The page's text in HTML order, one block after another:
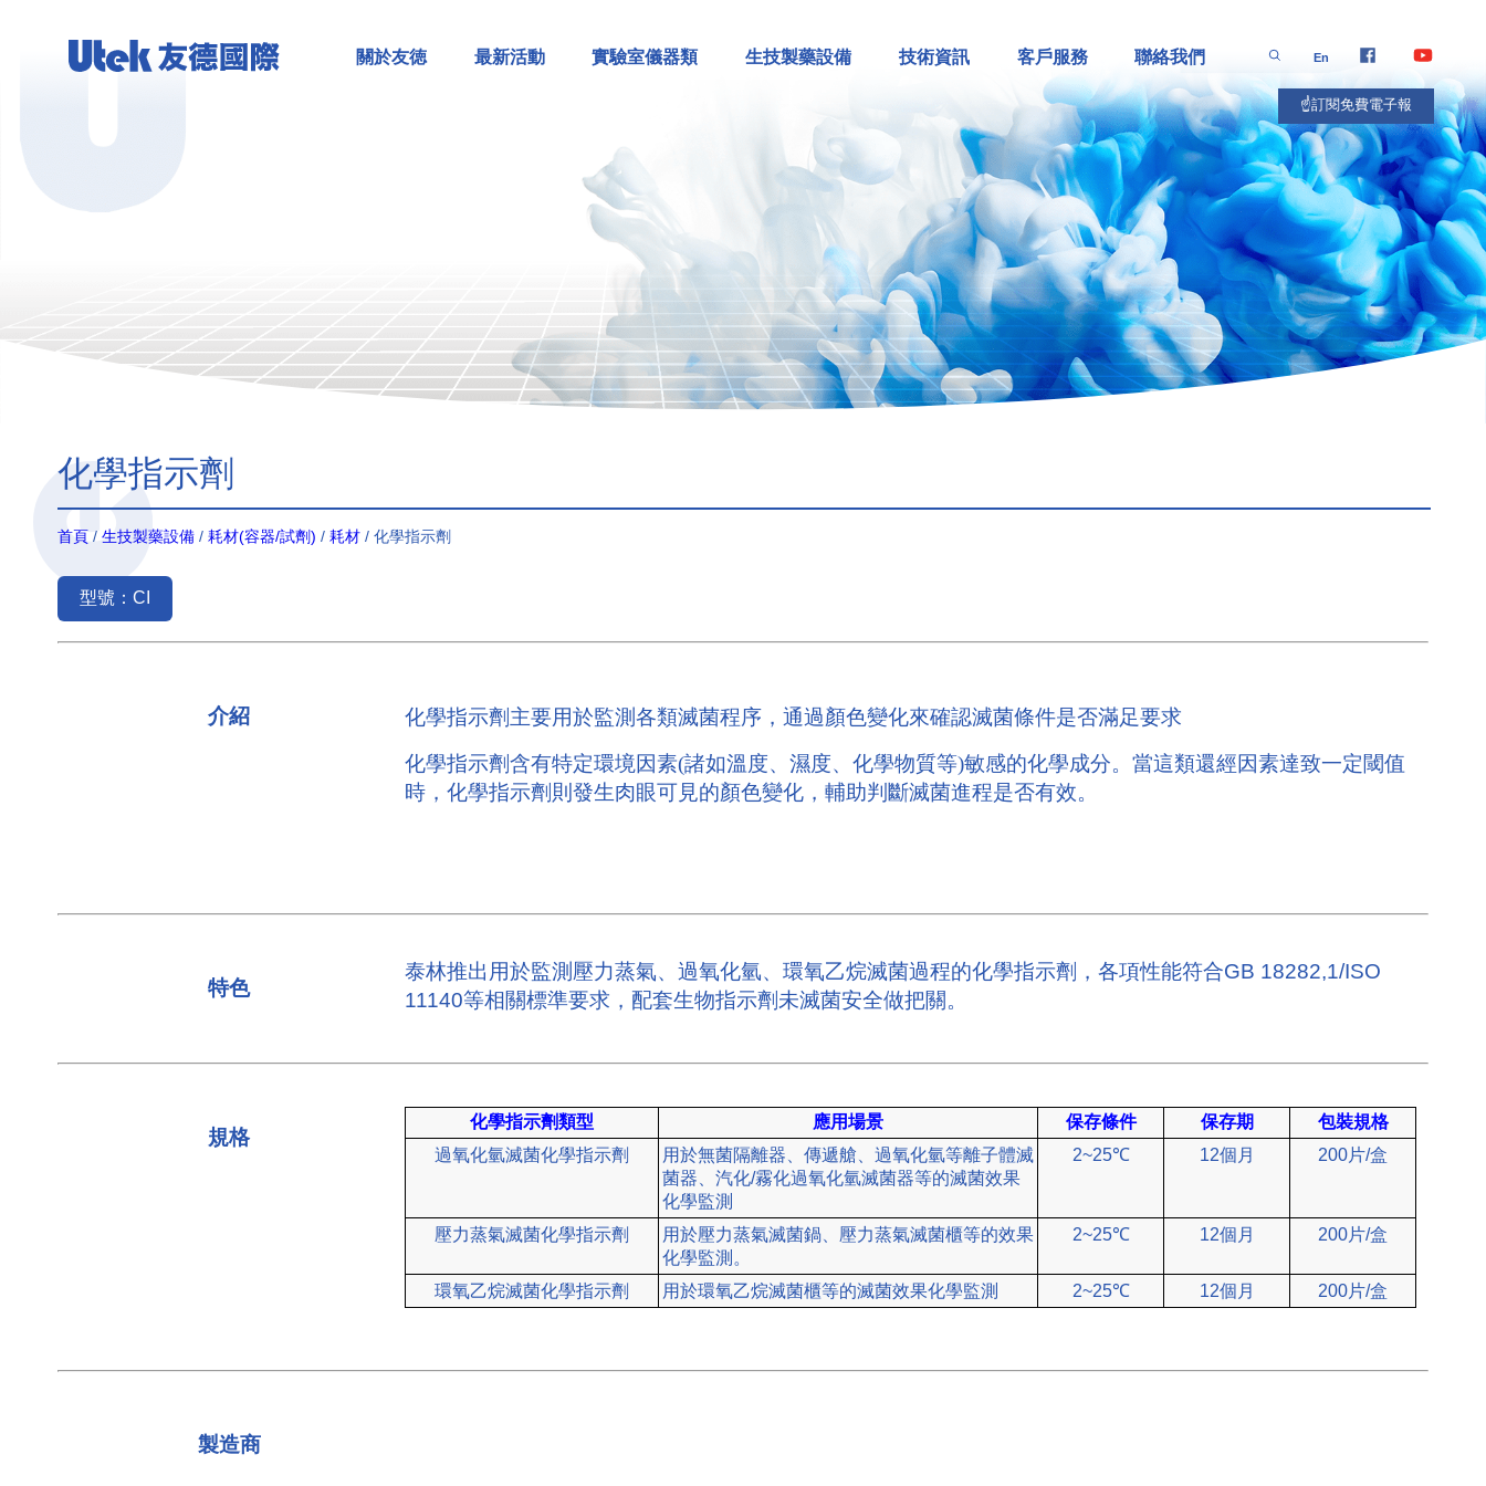
關於友徳 最新活動 實驗室儀器類 生技製藥設備 技術資訊 客戶服務 聯絡我們 En
☝️訂閱免費電子報
化學指示劑
首頁 / 生技製藥設備 / 耗材(容器/試劑) / 耗材 / 化學指示劑
型號：CI
介紹
化學指示劑主要用於監測各類滅菌程序，通過顏色變化來確認滅菌條件是否滿足要求
化學指示劑含有特定環境因素(諸如溫度、濕度、化學物質等)敏感的化學成分。當這類還經因素達致一定閾值
時，化學指示劑則發生肉眼可見的顏色變化，輔助判斷滅菌進程是否有效。
特色
泰林推出用於監測壓力蒸氣、過氧化氫、環氧乙烷滅菌過程的化學指示劑，各項性能符合GB 18282,1/ISO
11140等相關標準要求，配套生物指示劑未滅菌安全做把關。
規格
化學指示劑類型 應用場景 保存條件 保存期
包裝規格
過氧化氫滅菌化學指示劑
用於無菌隔離器、傳遞艙、過氧化氫等離子體滅
菌器、汽化/霧化過氧化氫滅菌器等的滅菌效果
化學監測
2~25℃ 12個月 200片/盒
壓力蒸氣滅菌化學指示劑
用於壓力蒸氣滅菌鍋、壓力蒸氣滅菌櫃等的效果
化學監測。
2~25℃ 12個月 200片/盒
環氧乙烷滅菌化學指示劑 用於環氧乙烷滅菌櫃等的滅菌效果化學監測 2~25℃ 12個月 200片/盒
製造商